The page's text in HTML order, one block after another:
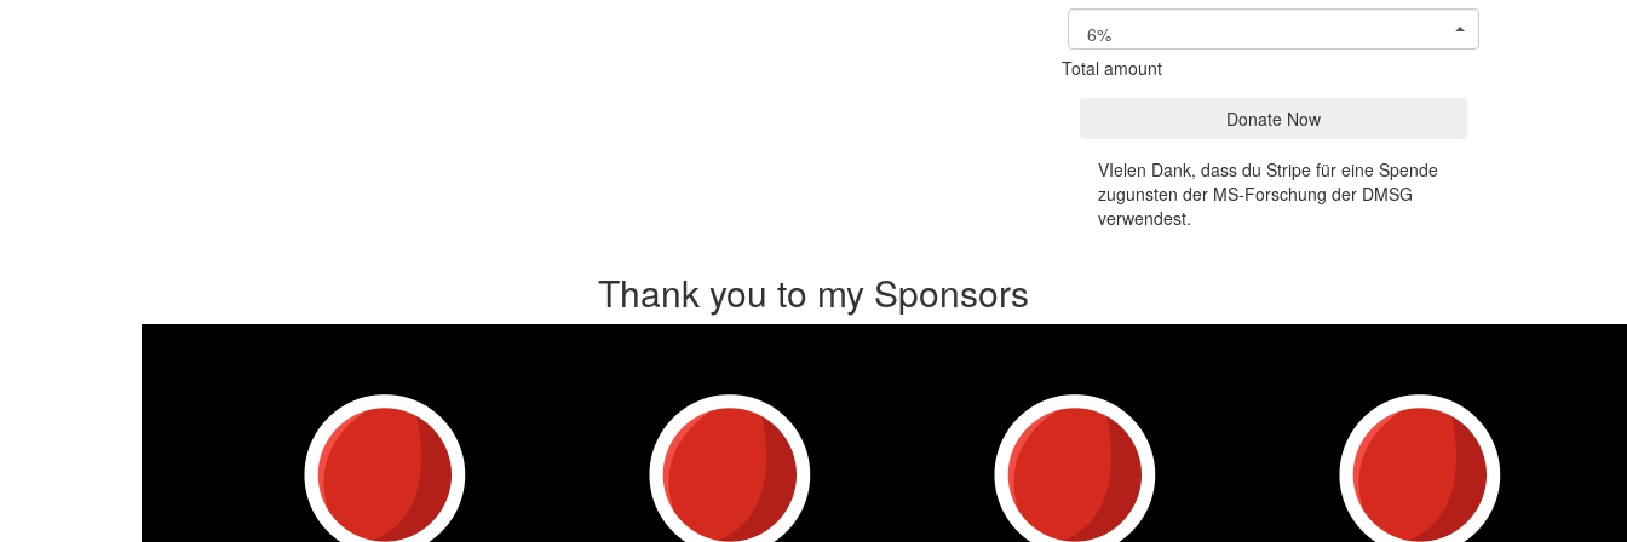
6%
Total amount
Donate Now
VIelen Dank, dass du Stripe für eine Spende
zugunsten der MS-Forschung der DMSG
verwendest.
Thank you to my Sponsors